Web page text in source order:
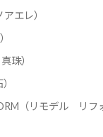
エレ）
珠）
（リモデル リフ